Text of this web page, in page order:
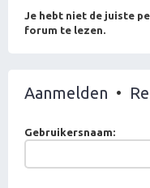
Je hebt niet de juiste
forum te lezen.
Aanmelden •
Gebruikersnaam: